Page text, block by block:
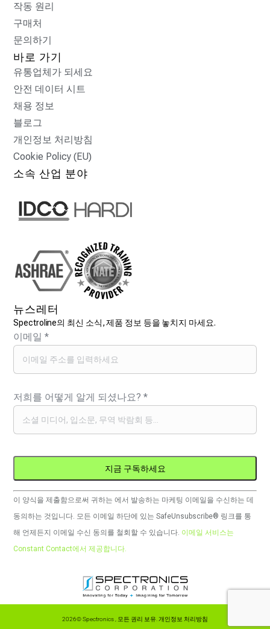
작동 원리
구매처
문의하기
바로 가기
유통업체가 되세요
안전 데이터 시트
채용 정보
블로그
개인정보 처리방침
Cookie Policy (EU)
소속 산업 분야
뉴스레터
Spectroline의 최신 소식, 제품 정보 등을 놓치지 마세요.
이메일*
저희를 어떻게 알게 되셨나요?*
Constant
Contact
사
용.
는
이 양식을 제출함으로써 귀하는 에서 발송하는 마케팅 이메일을 수신하는 데
동의하는 것입니다. 모든 이메일 하단에 있는 SafeUnsubscribe® 링크를 통
해 언제든지 이메일 수신 동의를 철회할 수 있습니다. 이메일 서비스는
Constant Contact에서 제공합니다.
2026© Spectronics , 모든 권리 보유.개인정보 처리방침